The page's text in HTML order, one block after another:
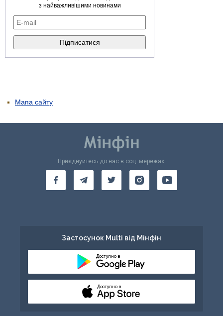
з найважливішими новинами
Мапа сайту
Приєднуйтесь до нас в соц. мережах:
Застосунок Multi від Мінфін
Доступно в
Доступно в